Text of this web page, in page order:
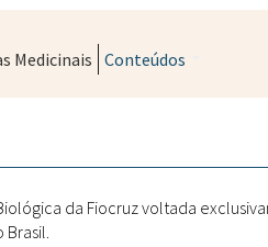
Medicinais Conteúdos
Farmácias Vivas
da Fiocruz voltada